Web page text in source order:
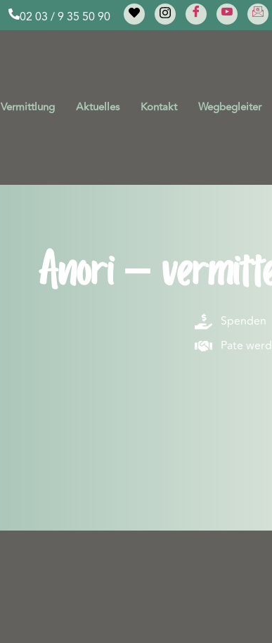
02 03 / 9 35 50 90
Vermittlung Aktuelles Kontakt Wegbegleiter
Anori –
Spenden
Pate